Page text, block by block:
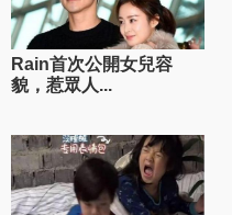
Rain首次公開女兒容
貌，惹眾人...